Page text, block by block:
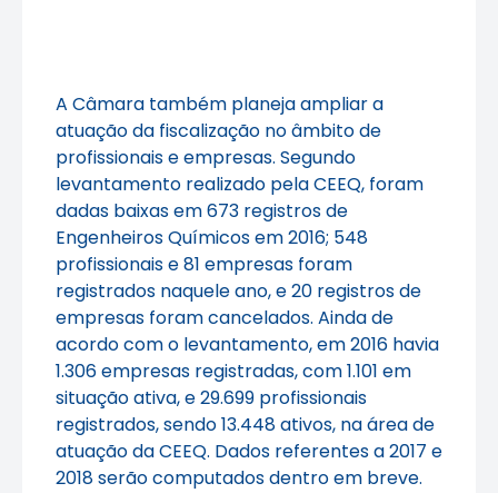
A Câmara também planeja ampliar a
atuação da fiscalização no âmbito de
profissionais e empresas. Segundo
levantamento realizado pela CEEQ, foram
dadas baixas em 673 registros de
Engenheiros Químicos em 2016; 548
profissionais e 81 empresas foram
registrados naquele ano, e 20 registros de
empresas foram cancelados. Ainda de
acordo com o levantamento, em 2016 havia
1.306 empresas registradas, com 1.101 em
situação ativa, e 29.699 profissionais
registrados, sendo 13.448 ativos, na área de
atuação da CEEQ. Dados referentes a 2017 e
2018 serão computados dentro em breve.